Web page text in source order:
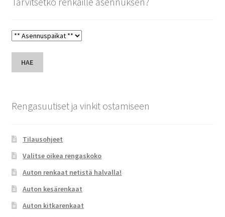
HAE
Rengasuutiset ja vinkit ostamiseen
Tilausohjeet
Valitse oikea rengaskoko
Auton renkaat netistä halvalla!
Auton kesärenkaat
Auton kitkarenkaat